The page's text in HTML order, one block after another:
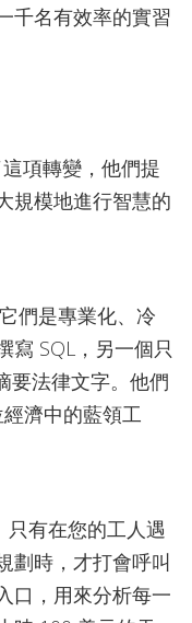
千名有效率的實習
項轉變，他們提
規模地進行智慧的
它們是專業化、冷
寫 SQL，另一個只
要法律文字。他們
濟中的藍領工
只有在您的工人遇
劃時，才打會呼叫
口，用來分析每一